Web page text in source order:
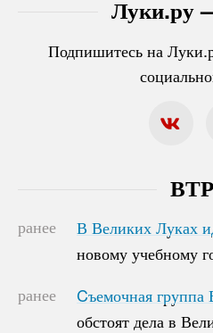
Луки.ру
Подпишитесь на
ранее
В Великих Луках
новому учебному
В Великих Луках
новому учебному
ранее
Cъемочная
обстоят дела в
Cъемочная
обстоят дела в